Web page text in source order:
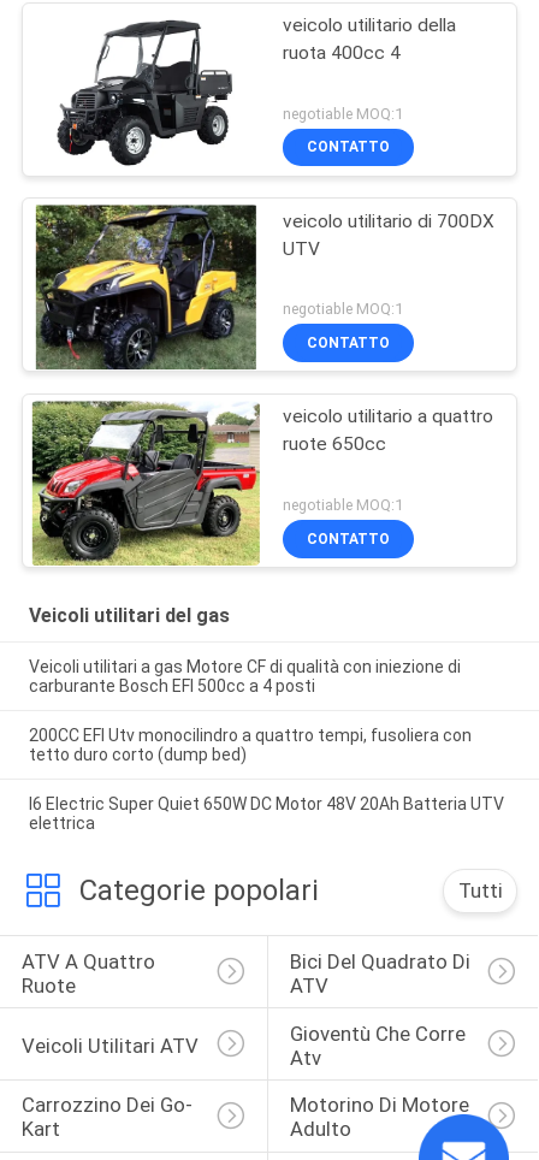
veicolo utilitario della
ruota 400cc 4
negotiable MOQ:1
CONTATTO
veicolo utilitario di 700DX
UTV
negotiable MOQ:1
CONTATTO
veicolo utilitario a quattro
ruote 650cc
negotiable MOQ:1
CONTATTO
Veicoli utilitari del gas
Veicoli utilitari a gas Motore CF di qualità con iniezione di
carburante Bosch EFI 500cc a 4 posti
200CC EFI Utv monocilindro a quattro tempi, fusoliera con
tetto duro corto (dump bed)
I6 Electric Super Quiet 650W DC Motor 48V 20Ah Batteria UTV
elettrica
Categorie popolari Tutti
ATV A Quattro
Ruote
Bici Del Quadrato Di
ATV
Veicoli Utilitari ATV
Gioventù Che Corre
Atv
Carrozzino Dei Go-
Kart
Motorino Di Motore
Adulto